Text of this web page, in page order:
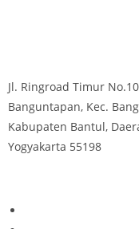
Jl. Ringroad Timur
Banguntapan, Kec.
Kabupaten Bantul,
Yogyakarta 55198